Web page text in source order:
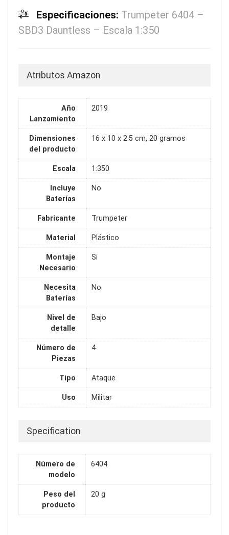
Especificaciones: Trumpeter 6404 –
SBD3 Dauntless – Escala 1:350
Atributos Amazon
Año
Lanzamiento
2019
Dimensiones
del producto
16 x 10 x 2.5 cm, 20 gramos
Escala 1:350
Incluye
Baterías
No
Fabricante Trumpeter
Material Plástico
Montaje
Necesario
Si
Necesita
Baterías
No
Nivel de
detalle
Bajo
Número de
Piezas
4
Tipo Ataque
Uso Militar
Specification
Número de
modelo
6404
Peso del
producto
20 g